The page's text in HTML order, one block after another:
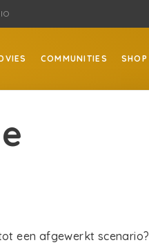
COMMUNITIES SHOP
een afgewerkt scenario?